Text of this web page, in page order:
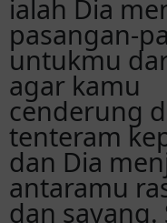
ialah Dia
pasangan-
untukmu
agar kamu
cenderung
tenteram
dan Dia
antaramu
dan